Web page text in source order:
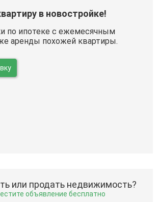
в новостройке!
по ипотеке с ежемесячным
аренды похожей квартиры.
или продать недвижимость?
объявление бесплатно